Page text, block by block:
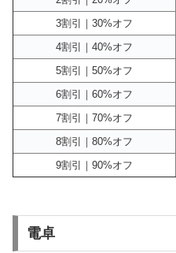
3割引｜30%オフ
4割引｜40%オフ
5割引｜50%オフ
6割引｜60%オフ
7割引｜70%オフ
8割引｜80%オフ
9割引｜90%オフ
電卓